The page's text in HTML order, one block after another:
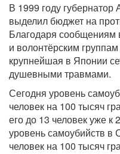
В 1999 году
выделил бюджет на
Благодаря
и волонтёрским
крупнейшая в Японии
душевными травмами.
Сегодня уровень
человек на 100 тысяч
его до 13 человек уже к
уровень самоубийств в
человек на 100 тысяч